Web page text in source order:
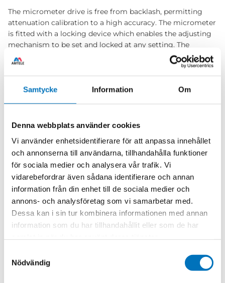
Samtycke Information Om
Denna webbplats använder cookies
Vi använder enhetsidentifierare för att anpassa innehållet
och annonserna till användarna, tillhandahålla funktioner
för sociala medier och analysera vår trafik. Vi
vidarebefordrar även sådana identifierare och annan
information från din enhet till de sociala medier och
annons- och analysföretag som vi samarbetar med.
Dessa kan i sin tur kombinera informationen med annan
information som du har tillhandahållit eller som de har
Nödvändig
The micrometer drive is free from backlash, permitting
attenuation calibration to a high accuracy. The micrometer
is fitted with a locking device which enables the adjusting
mechanism to be set and locked at any setting. The
attenuating elements are constructed from an extremely
stable coated glass.
A calibration is provided at the centre band frequency
unless otherwise specified. Calibration at additional
frequencies can be provided upon request.
*Not possible on all waveguide sizes, enquire for further
details.
*WG29 – WM570 calibrated attenuation
range 0 – 25 dB
On models 08020 to 21020 the vane is introduced
transversely across the waveguide.
Models 22020 – 570020 have a vane introduced through a
slot in the centre of the broad wall.
A calibration is provided at the centre band frequency
Calibration at additional frequencies can be provided at